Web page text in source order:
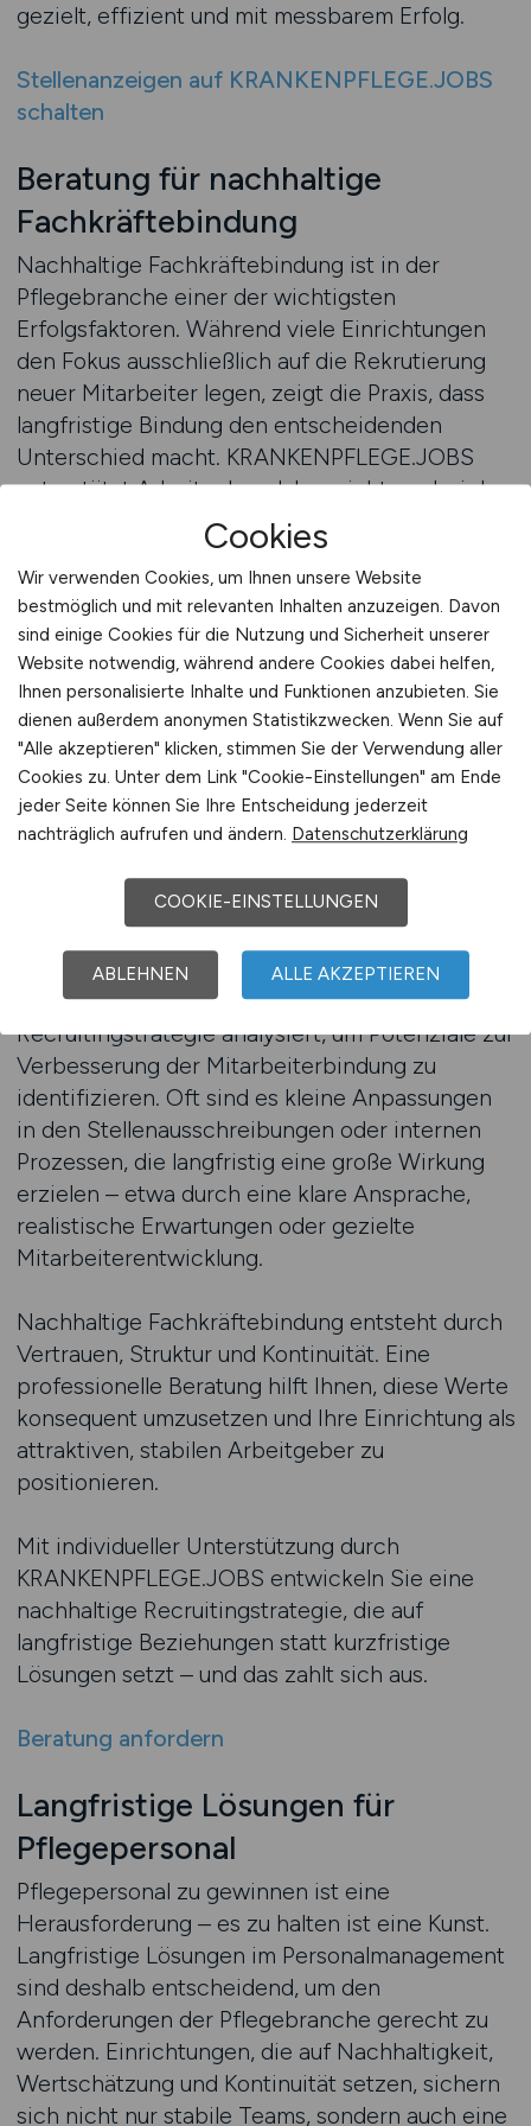
gezielt, effizient und mit messbarem Erfolg.
Stellenanzeigen auf KRANKENPFLEGE.JOBS
schalten
Beratung für nachhaltige
Fachkräftebindung
Nachhaltige Fachkräftebindung ist in der
Pflegebranche einer der wichtigsten
Erfolgsfaktoren. Während viele Einrichtungen
den Fokus ausschließlich auf die Rekrutierung
neuer Mitarbeiter legen, zeigt die Praxis, dass
langfristige Bindung den entscheidenden
Unterschied macht. KRANKENPFLEGE.JOBS
unterstützt Arbeitgeber daher nicht nur bei der
Veröffentlichung von Anzeigen, sondern auch
mit gezielter Beratung rund um die nachhaltige
Mitarbeitergewinnung und -bindung.
Die Experten des Portals wissen, welche
Themen Pflegekräfte bewegen. Eine gute
Arbeitsorganisation, transparente
Kommunikation, klare Entwicklungsperspektiven
und Wertschätzung sind zentrale Kriterien, um
Personal langfristig zu halten. In der Beratung
erhalten Sie praxisorientierte Empfehlungen,
wie Sie diese Faktoren glaubwürdig in Ihrer
Arbeitgeberkommunikation verankern und nach
außen sichtbar machen.
Darüber hinaus wird Ihre bisherige
Recruitingstrategie analysiert, um Potenziale zur
Verbesserung der Mitarbeiterbindung zu
identifizieren. Oft sind es kleine Anpassungen
in den Stellenausschreibungen oder internen
Prozessen, die langfristig eine große Wirkung
erzielen – etwa durch eine klare Ansprache,
realistische Erwartungen oder gezielte
Mitarbeiterentwicklung.
Nachhaltige Fachkräftebindung entsteht durch
Vertrauen, Struktur und Kontinuität. Eine
professionelle Beratung hilft Ihnen, diese Werte
konsequent umzusetzen und Ihre Einrichtung als
attraktiven, stabilen Arbeitgeber zu
positionieren.
Mit individueller Unterstützung durch
KRANKENPFLEGE.JOBS entwickeln Sie eine
nachhaltige Recruitingstrategie, die auf
langfristige Beziehungen statt kurzfristige
Lösungen setzt – und das zahlt sich aus.
Beratung anfordern
Langfristige Lösungen für
Pflegepersonal
Pflegepersonal zu gewinnen ist eine
Herausforderung – es zu halten ist eine Kunst.
Langfristige Lösungen im Personalmanagement
sind deshalb entscheidend, um den
Anforderungen der Pflegebranche gerecht zu
werden. Einrichtungen, die auf Nachhaltigkeit,
Wertschätzung und Kontinuität setzen, sichern
sich nicht nur stabile Teams, sondern auch eine
Cookies
Wir verwenden Cookies, um Ihnen unsere Website
bestmöglich und mit relevanten Inhalten anzuzeigen. Davon
sind einige Cookies für die Nutzung und Sicherheit unserer
Website notwendig, während andere Cookies dabei helfen,
Ihnen personalisierte Inhalte und Funktionen anzubieten. Sie
dienen außerdem anonymen Statistikzwecken. Wenn Sie auf
"Alle akzeptieren" klicken, stimmen Sie der Verwendung aller
Cookies zu. Unter dem Link "Cookie-Einstellungen" am Ende
jeder Seite können Sie Ihre Entscheidung jederzeit
nachträglich aufrufen und ändern. Datenschutzerklärung
COOKIE-EINSTELLUNGEN
ABLEHNEN ALLE AKZEPTIEREN